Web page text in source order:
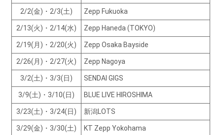
2/2(金)・2/3(土) Zepp Fukuoka
2/13(火)・2/14(水) Zepp Haneda (TOKYO)
2/19(月)・2/20(火) Zepp Osaka Bayside
2/26(月)・2/27(火) Zepp Nagoya
3/2(土)・3/3(日) SENDAI GIGS
3/9(土)・3/10(日) BLUE LIVE HIROSHIMA
3/23(土)・3/24(日) 新潟LOTS
3/29(金)・3/30(土) KT Zepp Yokohama